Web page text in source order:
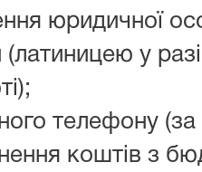
юридичної
(латиницею у
телефону
коштів з